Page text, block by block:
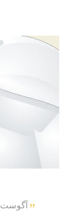
آگوست 29, 2021